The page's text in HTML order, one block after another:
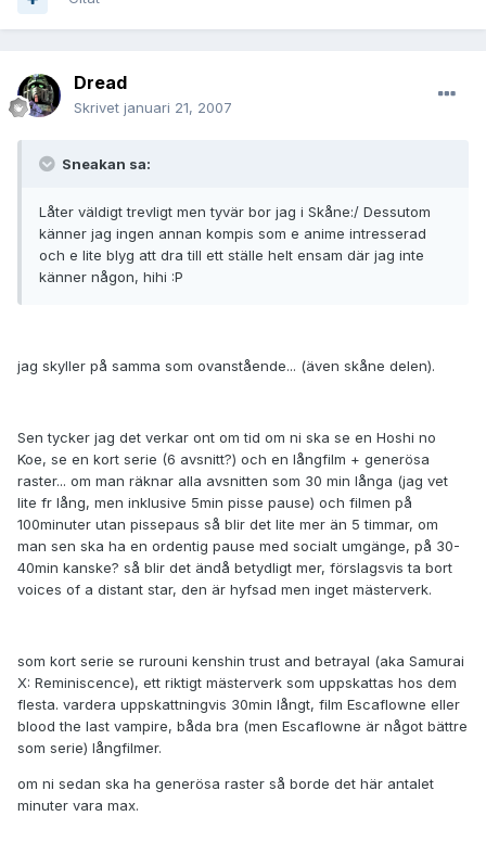
Dread
Skrivet januari 21, 2007
Sneakan sa:
Låter väldigt trevligt men tyvär bor jag i Skåne:/ Dessutom
känner jag ingen annan kompis som e anime intresserad
och e lite blyg att dra till ett ställe helt ensam där jag inte
känner någon, hihi :P
jag skyller på samma som ovanstående... (även skåne delen).
Sen tycker jag det verkar ont om tid om ni ska se en Hoshi no
Koe, se en kort serie (6 avsnitt?) och en långfilm + generösa
raster... om man räknar alla avsnitten som 30 min långa (jag vet
lite fr lång, men inklusive 5min pisse pause) och filmen på
100minuter utan pissepaus så blir det lite mer än 5 timmar, om
man sen ska ha en ordentig pause med socialt umgänge, på 30-
40min kanske? så blir det ändå betydligt mer, förslagsvis ta bort
voices of a distant star, den är hyfsad men inget mästerverk.
som kort serie se rurouni kenshin trust and betrayal (aka Samurai
X: Reminiscence), ett riktigt mästerverk som uppskattas hos dem
flesta. vardera uppskattningvis 30min långt, film Escaflowne eller
blood the last vampire, båda bra (men Escaflowne är något bättre
som serie) långfilmer.
om ni sedan ska ha generösa raster så borde det här antalet
minuter vara max.